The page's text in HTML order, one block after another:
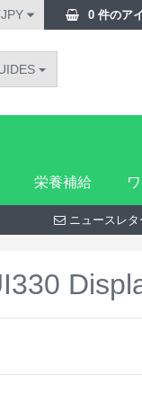
0 件のア
栄養補給
ニュースレ